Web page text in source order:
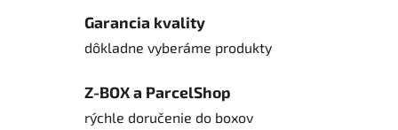
Garancia kvality
dôkladne vyberáme produkty
Z-BOX a ParcelShop
rýchle doručenie do boxov